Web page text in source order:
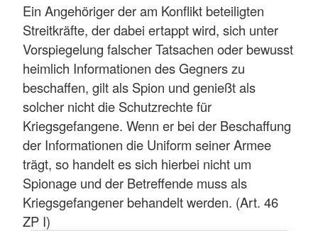
Ein Angehöriger der am Konflikt beteiligten
Streitkräfte, der dabei ertappt wird, sich unter
Vorspiegelung falscher Tatsachen oder bewusst
heimlich Informationen des Gegners zu
beschaffen, gilt als Spion und genießt als
solcher nicht die Schutzrechte für
Kriegsgefangene. Wenn er bei der Beschaffung
der Informationen die Uniform seiner Armee
trägt, so handelt es sich hierbei nicht um
Spionage und der Betreffende muss als
Kriegsgefangener behandelt werden. (Art. 46
ZP I)